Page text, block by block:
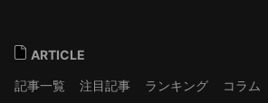
ARTICLE
記事一覧
注目記事 ランキング コラム